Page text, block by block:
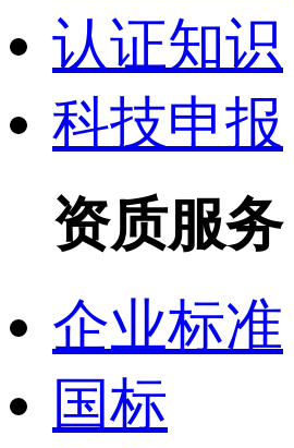
认证知识
科技申报
资质服务
企业标准
国标